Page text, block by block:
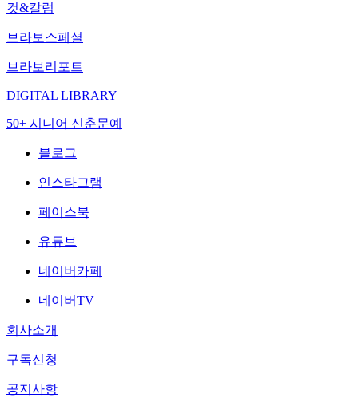
컷&칼럼
브라보스페셜
브라보리포트
DIGITAL LIBRARY
50+ 시니어 신춘문예
블로그
인스타그램
페이스북
유튜브
네이버카페
네이버TV
회사소개
구독신청
공지사항